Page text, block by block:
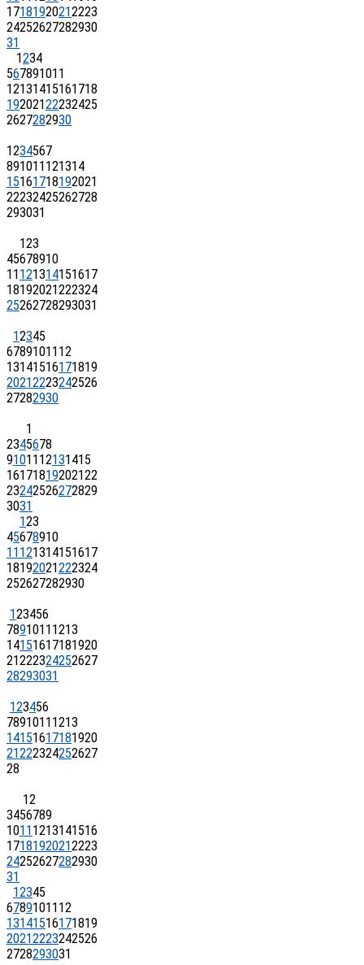
17181920212223
24252627282930
31
1234
567891011
12131415161718
19202122232425
2627282930
1234567
891011 121314
15161718192021
22232425262728
293031
123
45678910
11 121314151617
18192021222324
25262728293031
12345
67891011 12
13141516171819
20212223242526
27282930
1
2345678
91011 12131415
16171819202122
23242526272829
3031
123
45678910
11 121314151617
18192021222324
252627282930
123456
7891011 1213
14151617181920
21222324252627
28293031
123456
7891011 1213
14151617181920
21222324252627
28
12
3456789
1011 1213141516
17181920212223
24252627282930
31
12345
67891011 12
13141516171819
20212223242526
2728293031